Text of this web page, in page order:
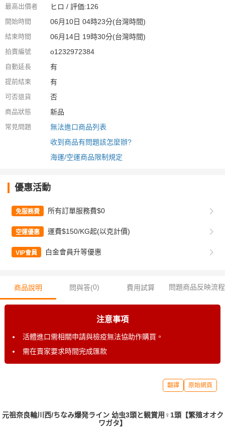
最高出價者 ヒロ / 評価:126
開始時間 06月10日 04時23分(台灣時間)
結束時間 06月14日 19時30分(台灣時間)
拍賣編號 o1232972384
自動延長 有
提前結束 有
可否退貨 否
商品狀態 新品
常見問題
無法進口商品列表
收到商品有問題該怎麼辦?
海運/空運商品限制規定
優惠活動
免服務費 所有訂單服務費$0
空運優惠 運費$150/KG起(以克計價)
VIP會員 白金會員升等優惠
商品說明 問與答(0) 費用試算 問題商品反映流程
注意事項
活體進口需相關申請與檢疫無法協助作購買。
需在賣家要求時間完成匯款
翻譯 原始網頁
元祖奈良輪川西/ちなみ爆発ライン 幼虫3頭と観賞用♀1頭【繁殖オオク
ワガタ】